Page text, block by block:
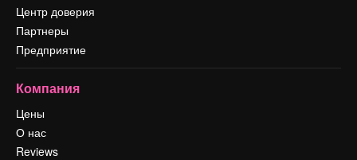
Центр доверия
Партнеры
Предприятие
Компания
Цены
О нас
Reviews